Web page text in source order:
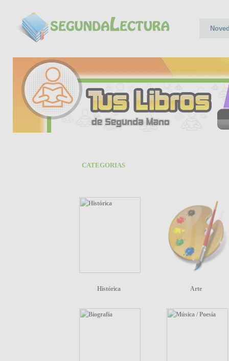
CATEGORIAS
Histórica Arte